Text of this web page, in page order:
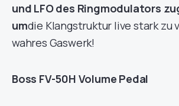
und LFO des Ringmodulators
umdie Klangstruktur live stark zu
wahres Gaswerk!
Boss FV-50H Volume Pedal